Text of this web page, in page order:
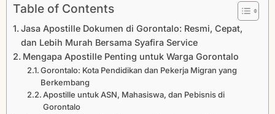
Table of Contents
Jasa Apostille Dokumen di Gorontalo: Resmi, Cepat,
dan Lebih Murah Bersama Syafira Service
Mengapa Apostille Penting untuk Warga Gorontalo
Gorontalo: Kota Pendidikan dan Pekerja Migran yang
Berkembang
Apostille untuk ASN, Mahasiswa, dan Pebisnis di
Gorontalo